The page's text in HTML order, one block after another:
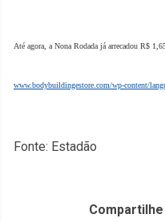
Até agora, a Nona Rodada já arrecadou R$
www.bodybuildingestore.com/wp-content/
Fonte: Estadão